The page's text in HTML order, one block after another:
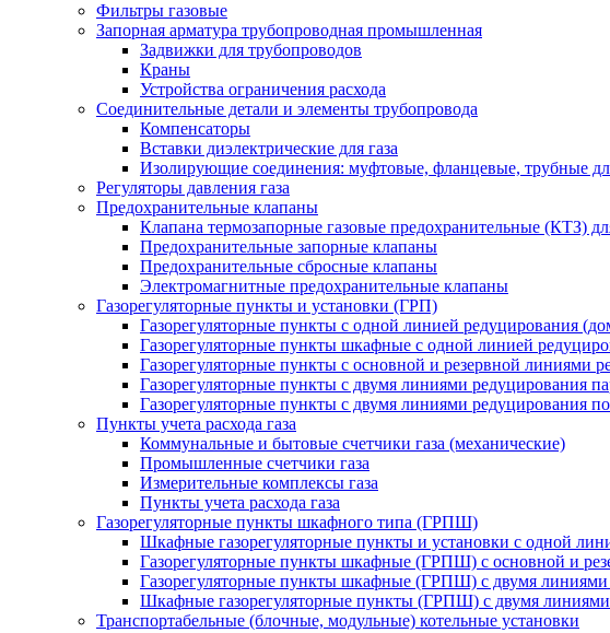
Фильтры газовые
Запорная арматура трубопроводная промышленная
Задвижки для трубопроводов
Краны
Устройства ограничения расхода
Соединительные детали и элементы трубопровода
Компенсаторы
Вставки диэлектрические для газа
Изолирующие соединения: муфтовые, фланцевые,
Регуляторы давления газа
Предохранительные клапаны
Клапана термозапорные газовые предохранительные (КТЗ)
Предохранительные запорные клапаны
Предохранительные сбросные клапаны
Электромагнитные предохранительные клапаны
Газорегуляторные пункты и установки (ГРП)
Газорегуляторные пункты с одной линией редуцирования
Газорегуляторные пункты шкафные с одной линией
Газорегуляторные пункты с основной и резервной линиями
Газорегуляторные пункты с двумя линиями редуцирования
Газорегуляторные пункты с двумя линиями редуцирования
Пункты учета расхода газа
Коммунальные и бытовые счетчики газа (механические)
Промышленные счетчики газа
Измерительные комплексы газа
Пункты учета расхода газа
Газорегуляторные пункты шкафного типа (ГРПШ)
Шкафные газорегуляторные пункты и установки c одной
Газорегуляторные пункты шкафные (ГРПШ) с основной и
Газорегуляторные пункты шкафные (ГРПШ) с двумя линиями
Шкафные газорегуляторные пункты (ГРПШ) c двумя линиями
Транспортабельные (блочные, модульные) котельные установки